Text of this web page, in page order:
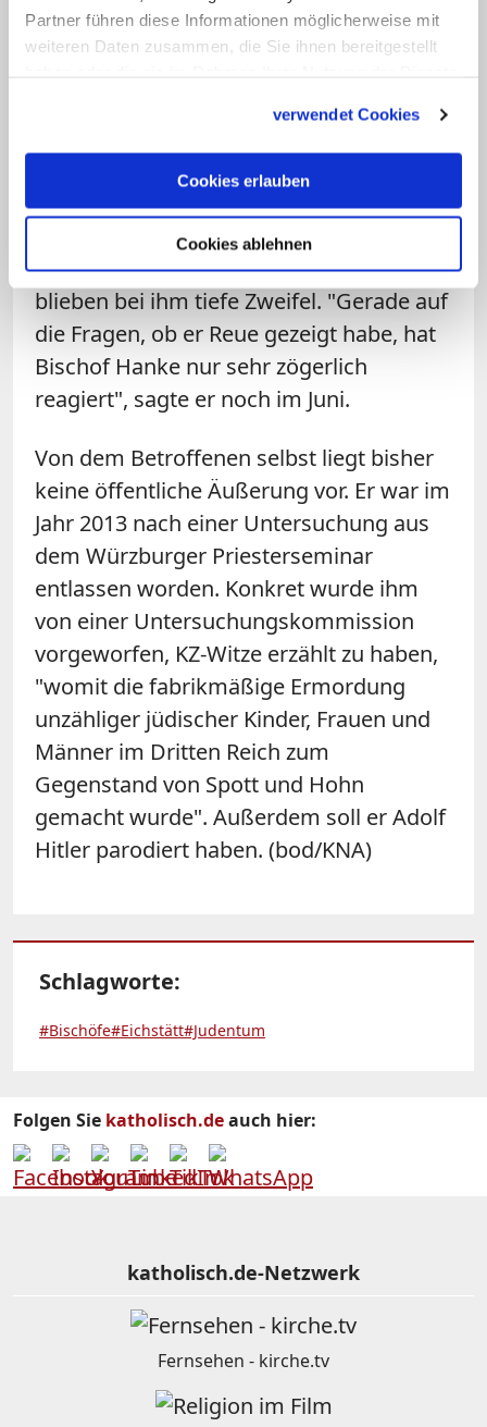
Partner führen diese Informationen möglicherweise mit
weiteren Daten zusammen, die Sie ihnen bereitgestellt
verwendet Cookies
Cookies erlauben
Cookies ablehnen
damals hingegen inakzeptabel, dass die
Kirche dem Mann einen Persilschein
"unvorstellbar, dass so jemand vor einer
vorstelle, so wirkten viele Reden über das
"jüdisch-christliche Verhältnis" auf ihn
wie "Lippenbekenntnisse". Schuster
ergänzte, auch nach Hankes Erklärung
blieben bei ihm tiefe Zweifel. "Gerade auf
die Fragen, ob er Reue gezeigt habe, hat
Bischof Hanke nur sehr zögerlich
reagiert", sagte er noch im Juni.
Von dem Betroffenen selbst liegt bisher
keine öffentliche Äußerung vor. Er war im
Jahr 2013 nach einer Untersuchung aus
dem Würzburger Priesterseminar
entlassen worden. Konkret wurde ihm
von einer Untersuchungskommission
vorgeworfen, KZ-Witze erzählt zu haben,
"womit die fabrikmäßige Ermordung
unzähliger jüdischer Kinder, Frauen und
Männer im Dritten Reich zum
Gegenstand von Spott und Hohn
gemacht wurde". Außerdem soll er Adolf
Hitler parodiert haben. (bod/KNA)
Schlagworte:
#Bischöfe#Eichstätt#Judentum
Folgen Sie katholisch.deauch hier:
katholisch.de-Netzwerk
Fernsehen - kirche.tv